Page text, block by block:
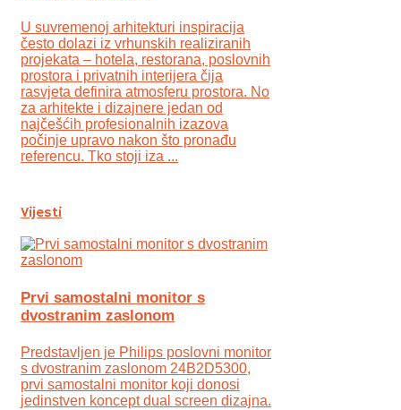
U suvremenoj arhitekturi inspiracija
često dolazi iz vrhunskih realiziranih
projekata – hotela, restorana, poslovnih
prostora i privatnih interijera čija
rasvjeta definira atmosferu prostora. No
za arhitekte i dizajnere jedan od
najčešćih profesionalnih izazova
počinje upravo nakon što pronađu
referencu. Tko stoji iza ...
Vijesti
Prvi samostalni monitor s
dvostranim zaslonom
Predstavljen je Philips poslovni monitor
s dvostranim zaslonom 24B2D5300,
prvi samostalni monitor koji donosi
jedinstven koncept dual screen dizajna.